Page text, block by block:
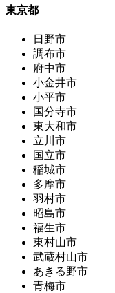
東京都
日野市
調布市
府中市
小金井市
小平市
国分寺市
東大和市
立川市
国立市
稲城市
多摩市
羽村市
昭島市
福生市
東村山市
武蔵村山市
あきる野市
青梅市